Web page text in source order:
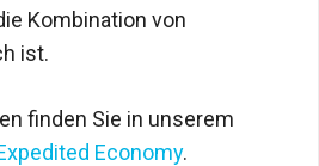
Kombination von
ist.
finden Sie in unserem
Economy.